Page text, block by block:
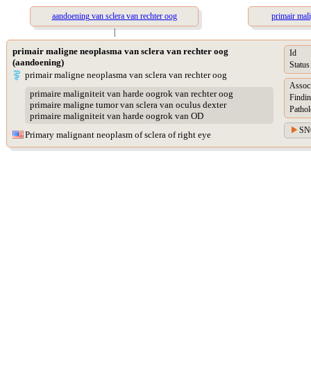
aandoening van sclera van rechter oog
primair
|
primair maligne neoplasma van sclera van rechter oog
(aandoening)
primair maligne neoplasma van sclera van rechter oog
primaire maligniteit van harde oogrok van rechter oog
primaire maligne tumor van sclera van oculus dexter
primaire maligniteit van harde oogrok van OD
Primary malignant neoplasm of sclera of right eye
Id
Status